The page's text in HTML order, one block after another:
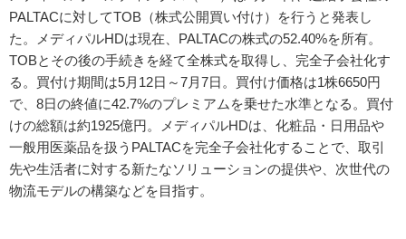
PALTACに対してTOB（株式公開買い付け）を行うと発表し
た。メディパルHDは現在、PALTACの株式の52.40%を所有。
TOBとその後の手続きを経て全株式を取得し、完全子会社化す
る。買付け期間は5月12日～7月7日。買付け価格は1株6650円
で、8日の終値に42.7%のプレミアムを乗せた水準となる。買付
けの総額は約1925億円。メディパルHDは、化粧品・日用品や
一般用医薬品を扱うPALTACを完全子会社化することで、取引
先や生活者に対する新たなソリューションの提供や、次世代の
物流モデルの構築などを目指す。